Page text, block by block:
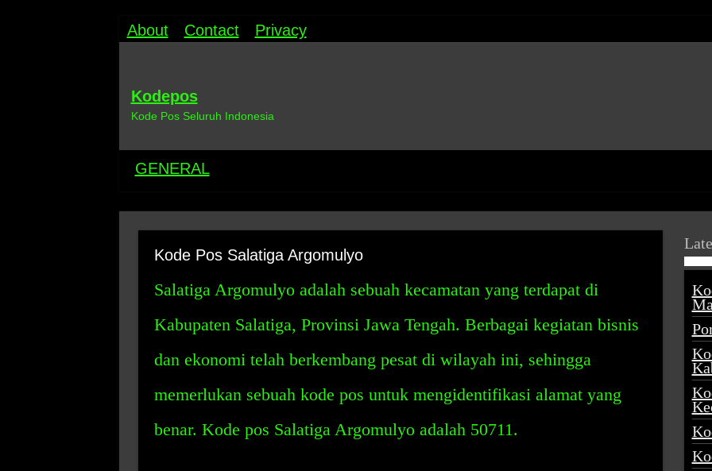
About Contact Privacy
Kodepos
Kode Pos Seluruh Indonesia
GENERAL
Kode Pos Salatiga Argomulyo
Salatiga Argomulyo adalah sebuah kecamatan yang terdapat di
Kabupaten Salatiga, Provinsi Jawa Tengah. Berbagai kegiatan bisnis
dan ekonomi telah berkembang pesat di wilayah ini, sehingga
memerlukan sebuah kode pos untuk mengidentifikasi alamat yang
benar. Kode pos Salatiga Argomulyo adalah 50711.